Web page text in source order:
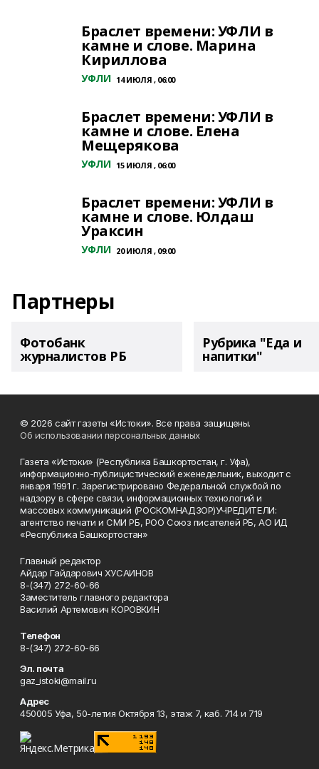
Браслет времени: УФЛИ в
камне и слове. Марина
Кириллова
УФЛИ 14 ИЮЛЯ , 06:00
Браслет времени: УФЛИ в
камне и слове. Елена
Мещерякова
УФЛИ 15 ИЮЛЯ , 06:00
Браслет времени: УФЛИ в
камне и слове. Юлдаш
Ураксин
УФЛИ 20 ИЮЛЯ , 09:00
Партнеры
Фотобанк
журналистов РБ
Рубрика "Еда и
напитки"
© 2026 сайт газеты «Истоки». Все права защищены.
Об использовании персональных данных
Газета «Истоки» (Республика Башкортостан, г. Уфа),
информационно-публицистический еженедельник, выходит с
января 1991 г. Зарегистрировано Федеральной службой по
надзору в сфере связи, информационных технологий и
массовых коммуникаций (РОСКОМНАДЗОР)УЧРЕДИТЕЛИ:
агентство печати и СМИ РБ, РОО Союз писателей РБ, АО ИД
«Республика Башкортостан»
Главный редактор
Айдар Гайдарович ХУСАИНОВ
8-(347) 272-60-66
Заместитель главного редактора
Василий Артемович КОРОВКИН
Телефон
8-(347) 272-60-66
Эл. почта
gaz_istoki@mail.ru
Адрес
450005 Уфа, 50-летия Октября 13, этаж 7, каб. 714 и 719